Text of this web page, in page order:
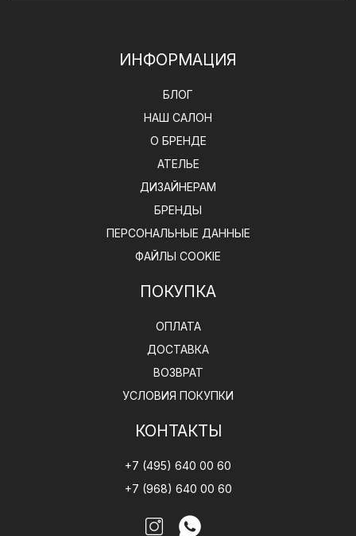
ИНФОРМАЦИЯ
БЛОГ
НАШ САЛОН
О БРЕНДЕ
АТЕЛЬЕ
ДИЗАЙНЕРАМ
БРЕНДЫ
ПЕРСОНАЛЬНЫЕ ДАННЫЕ
ФАЙЛЫ COOKIE
ПОКУПКА
ОПЛАТА
ДОСТАВКА
ВОЗВРАТ
УСЛОВИЯ ПОКУПКИ
КОНТАКТЫ
+7 (495) 640 00 60
+7 (968) 640 00 60